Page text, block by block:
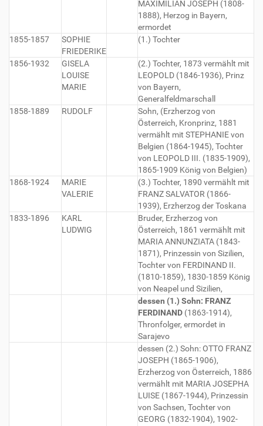
MAXIMILIAN JOSEPH (1808-
1888), Herzog in Bayern,
ermordet
1855-1857
SOPHIE
FRIEDERIKE
(1.) Tochter
1856-1932
GISELA
LOUISE
MARIE
(2.) Tochter, 1873 vermählt mit
LEOPOLD (1846-1936), Prinz
von Bayern,
Generalfeldmarschall
1858-1889
RUDOLF
Sohn, (Erzherzog von
Österreich, Kronprinz, 1881
vermählt mit STEPHANIE von
Belgien (1864-1945), Tochter
von LEOPOLD III. (1835-1909),
1865-1909 König von Belgien)
1868-1924
MARIE
VALERIE
(3.) Tochter, 1890 vermählt mit
FRANZ SALVATOR (1866-
1939), Erzherzog der Toskana
1833-1896
KARL
LUDWIG
Bruder, Erzherzog von
Österreich, 1861 vermählt mit
MARIA ANNUNZIATA (1843-
1871), Prinzessin von Sizilien,
Tochter von FERDINAND II.
(1810-1859), 1830-1859 König
von Neapel und Sizilien,
dessen (1.) Sohn: FRANZ
FERDINAND (1863-1914),
Thronfolger, ermordet in
Sarajevo
dessen (2.) Sohn: OTTO FRANZ
JOSEPH (1865-1906),
Erzherzog von Österreich, 1886
vermählt mit MARIA JOSEPHA
LUISE (1867-1944), Prinzessin
von Sachsen, Tochter von
GEORG (1832-1904), 1902-